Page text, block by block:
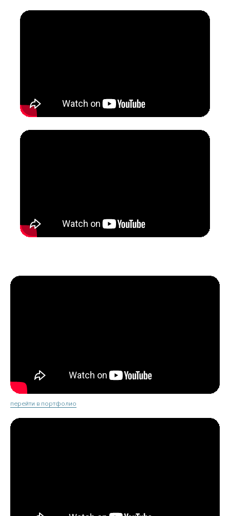
перейти в портфолио